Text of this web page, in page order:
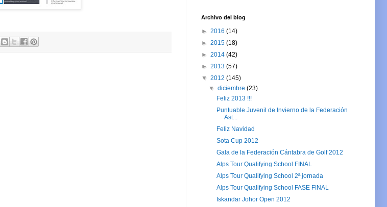
Archivo del blog
► 2016 (14)
► 2015 (18)
► 2014 (42)
► 2013 (57)
▼ 2012 (145)
▼diciembre(23)
Feliz 2013 !!!
Puntuable Juvenil de Invierno de la Federación
Ast...
Feliz Navidad
Sota Cup 2012
Gala de la Federación Cántabra de Golf 2012
Alps Tour Qualifying School FINAL
Alps Tour Qualifying School 2ª jornada
Alps Tour Qualifying School FASE FINAL
Iskandar Johor Open 2012